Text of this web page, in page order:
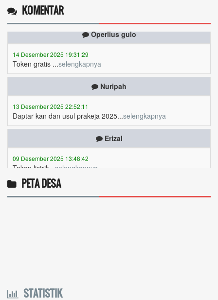
KOMENTAR
14 Desember 2025 19:31:29
Token gratis ...selengkapnya
Nuripah
Daptar kan dan usul prakeja 2025...selengkapnya
Erizal
Token listrik...selengkapnya
06 Desember 2025 18:38:17
Pulsa gratis ...selengkapnya
04 Desember 2025 11:32:59
PETA DESA
STATISTIK